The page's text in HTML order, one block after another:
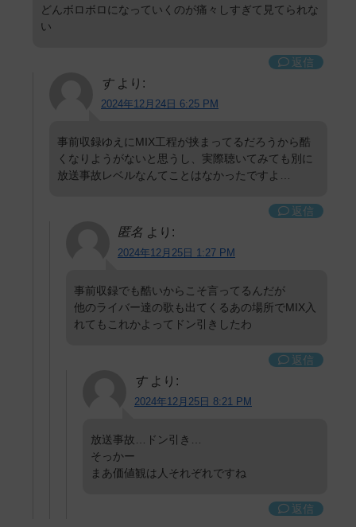
どんボロボロになっていくのが痛々しすぎて見てられな
い
返信
す より:
2024年12月24日 6:25 PM
事前収録ゆえにMIX工程が挟まってるだろうから酷
くなりようがないと思うし、実際聴いてみても別に
放送事故レベルなんてことはなかったですよ…
返信
匿名 より:
2024年12月25日 1:27 PM
事前収録でも酷いからこそ言ってるんだが
他のライバー達の歌も出てくるあの場所でMIX入
れてもこれかよってドン引きしたわ
返信
す より:
2024年12月25日 8:21 PM
放送事故…ドン引き…
そっかー
まあ価値観は人それぞれですね
返信